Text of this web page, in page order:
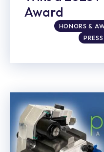
Award
HONORS &